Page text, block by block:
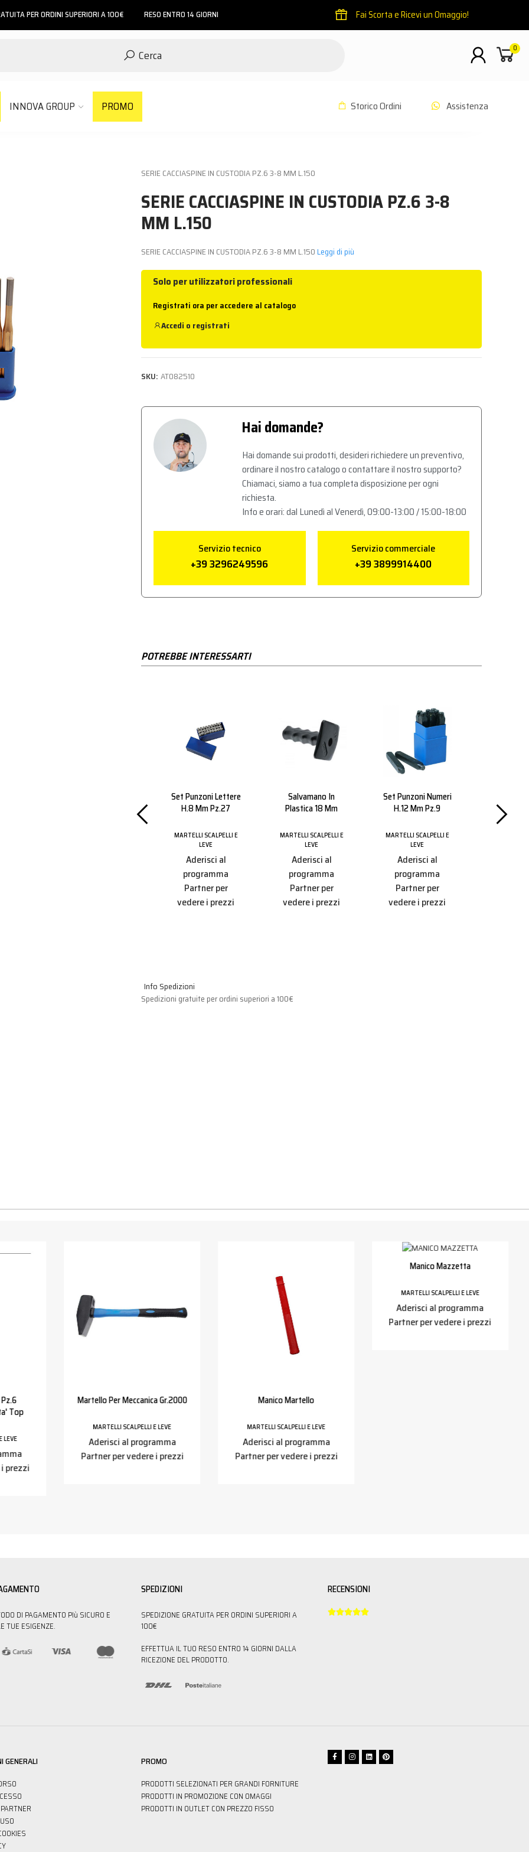
PER ORDINI SUPERIORI A 100€ RESO ENTRO 14 GIORNI Fai Scorta e Ricevi un Omaggio!
Cerca 0
INNOVA GROUP PROMO Storico Ordini Assistenza
SERIE CACCIASPINE IN CUSTODIA PZ.6 3-8 MM L.150
SERIE CACCIASPINE IN CUSTODIA PZ.6 3-8
MM L.150
SERIE CACCIASPINE IN CUSTODIA PZ.6 3-8 MM L.150Leggi di più
Solo per utilizzatori professionali
Registrati ora per accedere al catalogo
Accedi o registrati
SKU: AT082510
Hai domande?
Hai domande sui prodotti, desideri richiedere un preventivo,
ordinare il nostro catalogo o contattare il nostro supporto?
Chiamaci, siamo a tua completa disposizione per ogni
richiesta.
Info e orari: dal Lunedì al Venerdì, 09:00-13:00 / 15:00-18:00
Servizio tecnico
+39 3296249596
Servizio commerciale
+39 3899914400
POTREBBE INTERESSARTI
Set Punzoni Lettere
H.8 Mm Pz.27
MARTELLI SCALPELLI E
LEVE
Aderisci al
programma
Partner per
vedere i prezzi
Salvamano In
Plastica 18 Mm
MARTELLI SCALPELLI E
LEVE
Aderisci al
programma
Partner per
vedere i prezzi
Set Punzoni Numeri
H.12 Mm Pz.9
MARTELLI SCALPELLI E
LEVE
Aderisci al
programma
Partner per
vedere i prezzi
Linea
Info Spedizioni
Spedizioni gratuite per ordini superiori a 100€
Top
LEVE
prezzi
Martello Per Meccanica Gr.2000
MARTELLI SCALPELLI E LEVE
Aderisci al programma
Partner per vedere i prezzi
Manico Martello
MARTELLI SCALPELLI E LEVE
Aderisci al programma
Partner per vedere i prezzi
Manico Mazzetta
MARTELLI SCALPELLI E LEVE
Aderisci al programma
Partner per vedere i prezzi
DI PAGAMENTO PIù SICURO E
TUE ESIGENZE.
SPEDIZIONI
SPEDIZIONE GRATUITA PER ORDINI SUPERIORI A
100€
EFFETTUA IL TUO RESO ENTRO 14 GIORNI DALLA
RICEZIONE DEL PRODOTTO.
RECENSIONI

GENERALI PROMO
PRODOTTI SELEZIONATI PER GRANDI FORNITURE
PRODOTTI IN PROMOZIONE CON OMAGGI
PRODOTTI IN OUTLET CON PREZZO FISSO